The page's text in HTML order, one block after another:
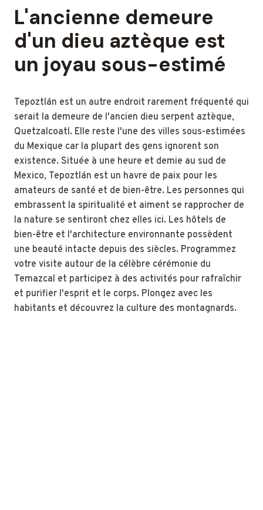
L'ancienne demeure
d'un dieu aztèque est
un joyau sous-estimé
Tepoztlán est un autre endroit rarement fréquenté qui
serait la demeure de l'ancien dieu serpent aztèque,
Quetzalcoatl. Elle reste l'une des villes sous-estimées
du Mexique car la plupart des gens ignorent son
existence. Située à une heure et demie au sud de
Mexico, Tepoztlán est un havre de paix pour les
amateurs de santé et de bien-être. Les personnes qui
embrassent la spiritualité et aiment se rapprocher de
la nature se sentiront chez elles ici. Les hôtels de
bien-être et l'architecture environnante possèdent
une beauté intacte depuis des siècles. Programmez
votre visite autour de la célèbre cérémonie du
Temazcal et participez à des activités pour rafraîchir
et purifier l'esprit et le corps. Plongez avec les
habitants et découvrez la culture des montagnards.